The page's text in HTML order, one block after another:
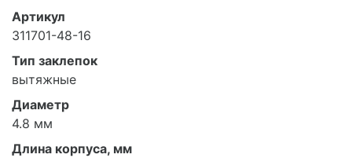
Артикул
311701-48-16
Тип заклепок
вытяжные
Диаметр
4.8 мм
Длина корпуса, мм